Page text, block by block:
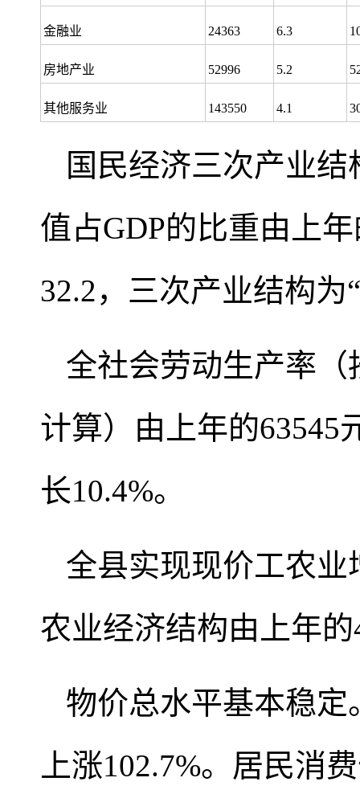
金融业 24363 6.3
房地产业 52996 5.2
其他服务业 143550 4.1
国民经济三次产业
值占GDP的比重由上
32.2，三次产业结构为
全社会劳动生产率（
计算）由上年的63545
长10.4%。
全县实现现价工农业
农业经济结构由上年的
物价总水平基本稳定
上涨102.7%。居民消